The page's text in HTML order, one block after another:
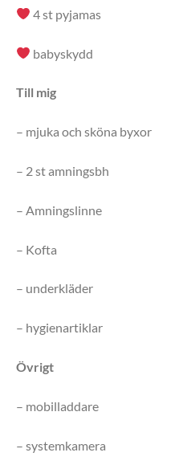
4 st pyjamas
babyskydd
Till mig
– mjuka och sköna byxor
– 2 st amningsbh
– Amningslinne
– Kofta
– underkläder
– hygienartiklar
Övrigt
– mobilladdare
– systemkamera